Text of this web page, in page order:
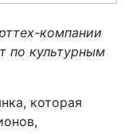
компании
по культурным
которая